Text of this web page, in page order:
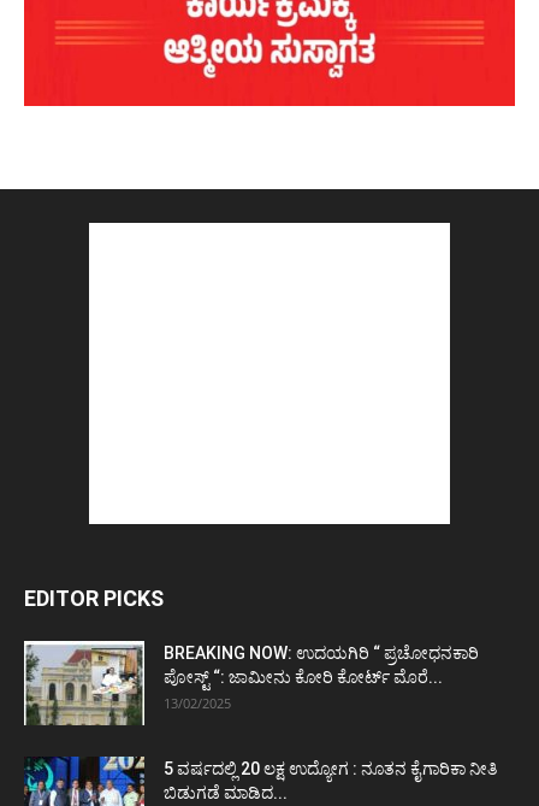
EDITOR PICKS
BREAKING NOW: ಉದಯಗಿರಿ “ ಪ್ರಚೋಧನಕಾರಿ
ಪೋಸ್ಟ್‌ “: ಜಾಮೀನು ಕೋರಿ ಕೋರ್ಟ್‌ ಮೊರೆ...
13/02/2025
5 ವರ್ಷದಲ್ಲಿ 20 ಲಕ್ಷ ಉದ್ಯೋಗ : ನೂತನ ಕೈಗಾರಿಕಾ ನೀತಿ
ಬಿಡುಗಡೆ ಮಾಡಿದ...